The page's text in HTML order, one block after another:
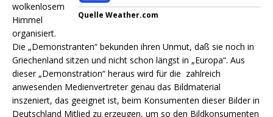
Quelle Weather.com
wolkenlosem
Himmel
organisiert.
Die „Demonstranten“ bekunden ihren Unmut, daß sie noch in
Griechenland sitzen und nicht schon längst in „Europa“. Aus
dieser „Demonstration“ heraus wird für die zahlreich
anwesenden Medienvertreter genau das Bildmaterial
inszeniert, das geeignet ist, beim Konsumenten dieser Bilder in
Deutschland Mitlied zu erzeugen, um so den Bildkonsumenten